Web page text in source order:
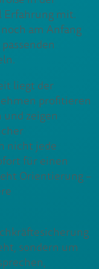
Erfahrung mit.
am Anfang
liegt der
profitieren
zeigen
nicht jede
für einen
Orientierung –
sondern um